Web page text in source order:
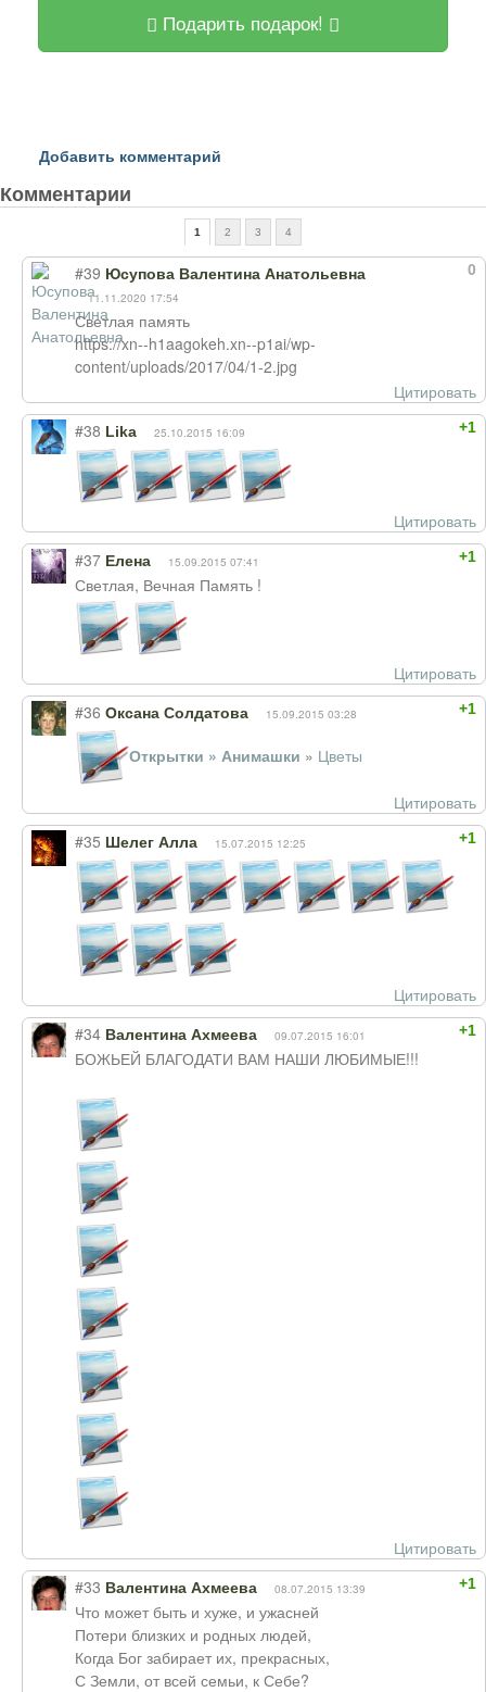
Подарить подарок!
Добавить комментарий
Комментарии
1 2 3 4
0
#39 Юсупова Валентина Анатольевна
11.11.2020 17:54
Светлая память
https://xn--h1aagokeh.xn--p1ai/wp-
content/uploads/2017/04/1-2.jpg
Цитировать
+1
#38 Lika 25.10.2015 16:09
Цитировать
+1
#37 Елена 15.09.2015 07:41
Светлая, Вечная Память !
Цитировать
+1
#36 Оксана Солдатова 15.09.2015 03:28
Открытки » Анимашки » Цветы
Цитировать
+1
#35 Шелег Алла 15.07.2015 12:25
Цитировать
+1
#34 Валентина Ахмеева 09.07.2015 16:01
БОЖЬЕЙ БЛАГОДАТИ ВАМ НАШИ ЛЮБИМЫЕ!!!
Цитировать
+1
#33 Валентина Ахмеева 08.07.2015 13:39
Что может быть и хуже, и ужасней
Потери близких и родных людей,
Когда Бог забирает их, прекрасных,
С Земли, от всей семьи, к Себе?